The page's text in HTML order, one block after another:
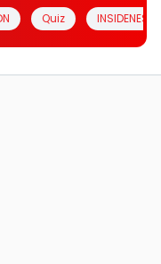
Quiz INSIDENESIA